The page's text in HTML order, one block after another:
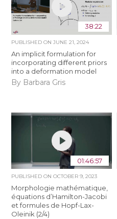
38:22
PUBLISHED ONJUNE 21, 2024
An implicit formulation for
incorporating different priors
into a deformation model
By Barbara Gris
01:46:57
PUBLISHED ONOCTOBER 9, 2023
Morphologie mathématique,
équations d’Hamilton-Jacobi
et formules de Hopf-Lax-
Oleinik (2/4)